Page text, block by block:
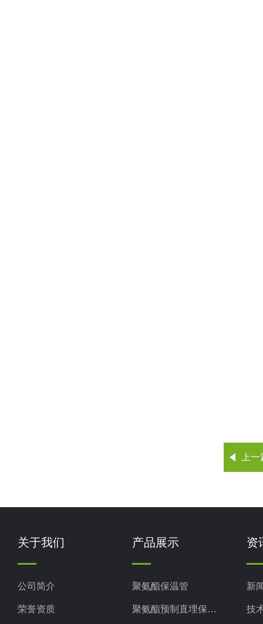
上
关于我们
公司简介
荣誉资质
产品展示
聚氨酯保温管
聚氨酯预制直埋保温管
资
新
技